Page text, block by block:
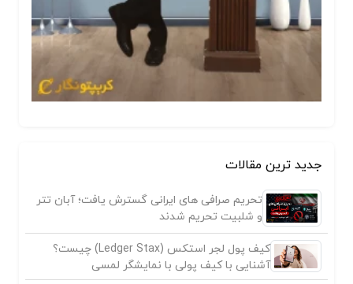
جدید ترین مقالات
تحریم صرافی های ایرانی گسترش یافت؛ آبان تتر
و شلبیت تحریم شدند
کیف پول لجر استکس (Ledger Stax) چیست؟
آشنایی با کیف پولی با نمایشگر لمسی